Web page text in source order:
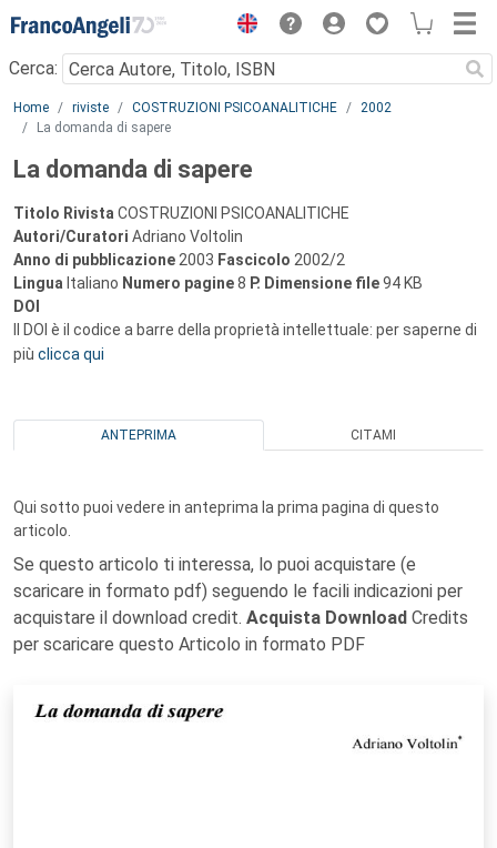
Menu
Cerca:
Main content
Home riviste COSTRUZIONI PSICOANALITICHE
2002
La domanda di sapere
La domanda di sapere
Titolo Rivista COSTRUZIONI PSICOANALITICHE
Autori/Curatori Adriano Voltolin
Anno di pubblicazione 2003 Fascicolo 2002/2
Lingua Italiano Numero pagine8 P. Dimensione file94 KB
DOI
Il DOI è il codice a barre della proprietà intellettuale: per saperne di
più clicca qui
ANTEPRIMA CITAMI
Qui sotto puoi vedere in anteprima la prima pagina di questo
articolo.
Se questo articolo ti interessa, lo puoi acquistare (e
scaricare in formato pdf) seguendo le facili indicazioni per
acquistare il download credit. Acquista Download Credits
per scaricare questo Articolo in formato PDF